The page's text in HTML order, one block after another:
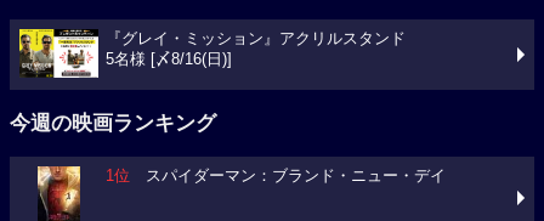
『グレイ・ミッション』アクリルスタンド
5名様 [〆8/16(日)]
今週の映画ランキング
1位 スパイダーマン：ブランド・ニュー・デイ